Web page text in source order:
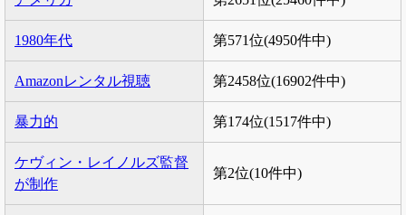
1980年代 第571位(4950件中)
Amazonレンタル視聴 第2458位(16902件中)
暴力的 第174位(1517件中)
ケヴィン・レイノルズ監督
が制作
第2位(10件中)